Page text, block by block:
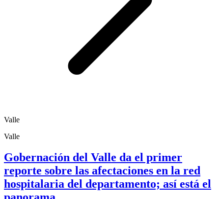
Valle
Valle
Gobernación del Valle da el primer
reporte sobre las afectaciones en la red
hospitalaria del departamento; así está el